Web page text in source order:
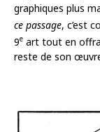
graphiques plus
ce passage, c’est
9e art tout en
reste de son